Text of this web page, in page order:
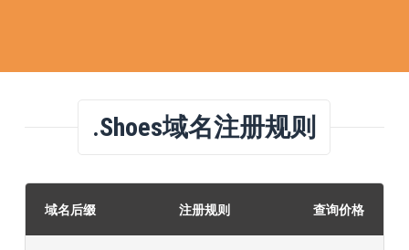
.shoes域名注册规则
域名后缀 注册规则 查询价格